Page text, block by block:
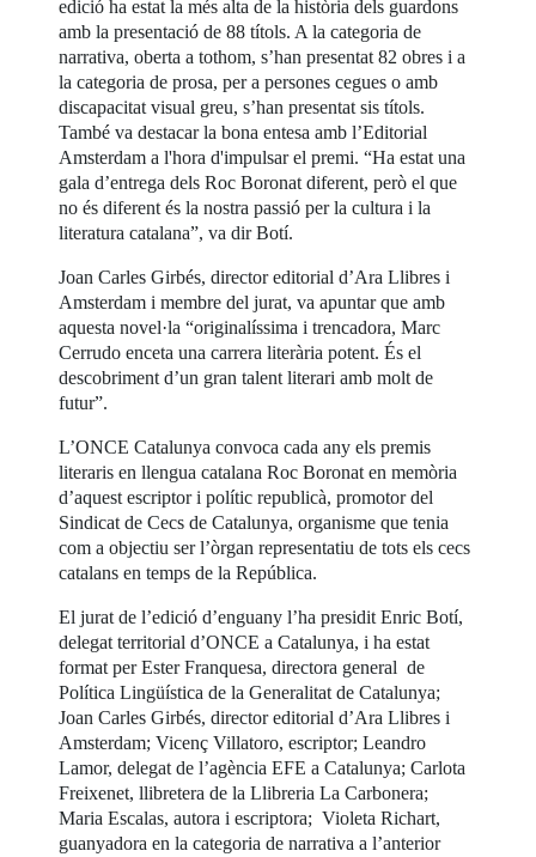
edició ha estat la més alta de la història dels guardons
amb la presentació de 88 títols. A la categoria de
narrativa, oberta a tothom, s’han presentat 82 obres i a
la categoria de prosa, per a persones cegues o amb
discapacitat visual greu, s’han presentat sis títols.
També va destacar la bona entesa amb l’Editorial
Amsterdam a l'hora d'impulsar el premi. “Ha estat una
gala d’entrega dels Roc Boronat diferent, però el que
no és diferent és la nostra passió per la cultura i la
literatura catalana”, va dir Botí.
Joan Carles Girbés, director editorial d’Ara Llibres i
Amsterdam i membre del jurat, va apuntar que amb
aquesta novel·la “originalíssima i trencadora, Marc
Cerrudo enceta una carrera literària potent. És el
descobriment d’un gran talent literari amb molt de
futur”.
L’ONCE Catalunya convoca cada any els premis
literaris en llengua catalana Roc Boronat en memòria
d’aquest escriptor i polític republicà, promotor del
Sindicat de Cecs de Catalunya, organisme que tenia
com a objectiu ser l’òrgan representatiu de tots els cecs
catalans en temps de la República.
El jurat de l’edició d’enguany l’ha presidit Enric Botí,
delegat territorial d’ONCE a Catalunya, i ha estat
format per Ester Franquesa, directora general de
Política Lingüística de la Generalitat de Catalunya;
Joan Carles Girbés, director editorial d’Ara Llibres i
Amsterdam; Vicenç Villatoro, escriptor; Leandro
Lamor, delegat de l’agència EFE a Catalunya; Carlota
Freixenet, llibretera de la Llibreria La Carbonera;
Maria Escalas, autora i escriptora; Violeta Richart,
guanyadora en la categoria de narrativa a l’anterior